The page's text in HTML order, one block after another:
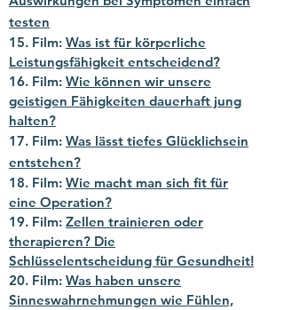
testen
15. Film: Was ist für körperliche
Leistungsfähigkeit entscheidend?
16. Film: Wie können wir unsere
geistigen Fähigkeiten dauerhaft jung
halten?
17. Film: Was lässt tiefes Glücklichsein
entstehen?
18. Film: Wie macht man sich fit für
eine Operation?
19. Film: Zellen trainieren oder
therapieren? Die
Schlüsselentscheidung für Gesundheit!
20. Film: Was haben unsere
Sinneswahrnehmungen wie Fühlen,